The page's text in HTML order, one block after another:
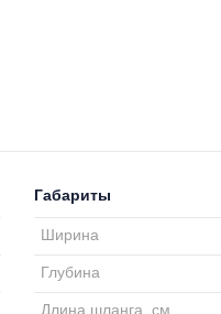
Габариты
Ширина
Глубина
Длина шланга, см